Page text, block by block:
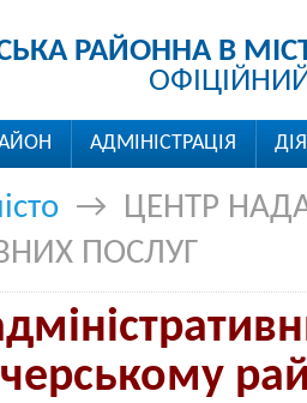
РАЙОННА В
АДМІНІСТРАЦІЯ
→ ЦЕНТР
ПОСЛУГ